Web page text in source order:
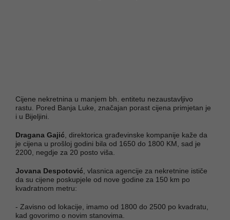
Cijene nekretnina u manjem bh. entitetu nezaustavljivo
rastu. Pored Banja Luke, značajan porast cijena primjetan je
i u Bijeljini.
Dragana Gajić , direktorica građevinske kompanije kaže da
je cijena u prošloj godini bila od 1650 do 1800 KM, sad je
2200, negdje za 20 posto viša.
Jovana Despotović , vlasnica agencije za nekretnine ističe
da su cijene poskupjele od nove godine za 150 km po
kvadratnom metru:
- Zavisno od lokacije, imamo od 1800 do 2500 po kvadratu,
kad govorimo o novim stanovima.